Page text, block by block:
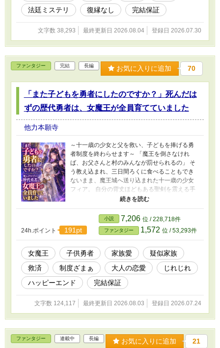
し・新たな恋愛相手なし。恋愛の「成就」では
なく、十二年の婚約を自分の意思で終わらせる
物語です。 ※自作短編「その断罪、証拠が三つ
とも嘘ですけれど――王太子殿下、最後まで証
言なさいます？」の長編版です。第1〜3話は加
正式審問を描く新規展開となります。
法廷ミステリ
復縁なし 完結保証
文字数 38,293 最終更新日 2026.08.04 登録日 2026.07.30
ファンタジー 完結 長編 お気に入りに追加 70
「また子どもを勇者にしたのですか？」死んだは
ずの歴代勇者は、女魔王が全員育てていました
他力本願寺
～十一歳の少女と父を救い、子どもを捧げる勇
者制度を終わらせます～ 「魔王を倒さなけれ
ば、お父さんと村のみんなが罰せられるの」 そ
う教え込まれ、三日間ろくに食べることもでき
ないまま、魔王城へ送り込まれた十一歳の少女
フィア。 自分の背丈ほどもある聖剣を震える手
で構える少女に、女魔王ネレイアが差し出した
のは、攻撃魔法ではなく温かいスープだった。
「戦うのは、食事の後にしませんか。今のあな
たは、剣を振るより先に倒れます」 さらに城の
外では、フィアの父である元騎士団長クラウス
が、教会の兵士に刺されて崖下へ捨てられてい
た。 父娘を救ったネレイアが二人に見せたの
は、教会の記録では魔王と戦って死亡したはず
の歴代勇者たち。 医師、鍛冶師、商人、記録官
――かつて子どものまま死地へ送られた六人
は、魔王に保護され、大人になって自分の人生
を生きていた。 教会が勇者を子どもから選ぶ理
由。 逃げれば家族や故郷を傷つける「勇者刻
印」。 勇者の命を燃料にして王都を守る聖灯
う最大の嘘。 ネレイアはフィアに命令しない。
剣を持つことも、勇者をやめることも、今は何
24h.ポイント 191pt
小説 7,206 位 / 228,718件
ファンタジー 1,572 位 / 53,293件
女魔王 子供勇者 家族愛
疑似家族
救済
制度ざまぁ 大人の恋愛
じれじれ
ハッピーエンド
完結保証
文字数 124,117 最終更新日 2026.08.03 登録日 2026.07.24
ファンタジー 連載中 長編 お気に入りに追加 21